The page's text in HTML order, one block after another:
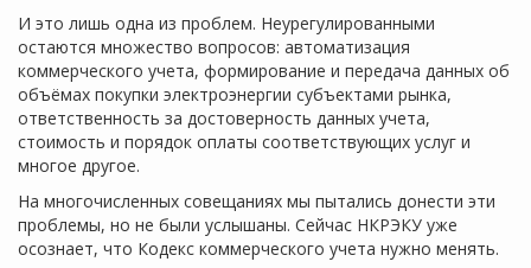
И это лишь одна из проблем. Неурегулированными
остаются множество вопросов: автоматизация
коммерческого учета, формирование и передача данных об
объёмах покупки электроэнергии субъектами рынка,
ответственность за достоверность данных учета,
стоимость и порядок оплаты соответствующих услуг и
многое другое.
На многочисленных совещаниях мы пытались донести эти
проблемы, но не были услышаны. Сейчас НКРЭКУ уже
осознает, что Кодекс коммерческого учета нужно менять.